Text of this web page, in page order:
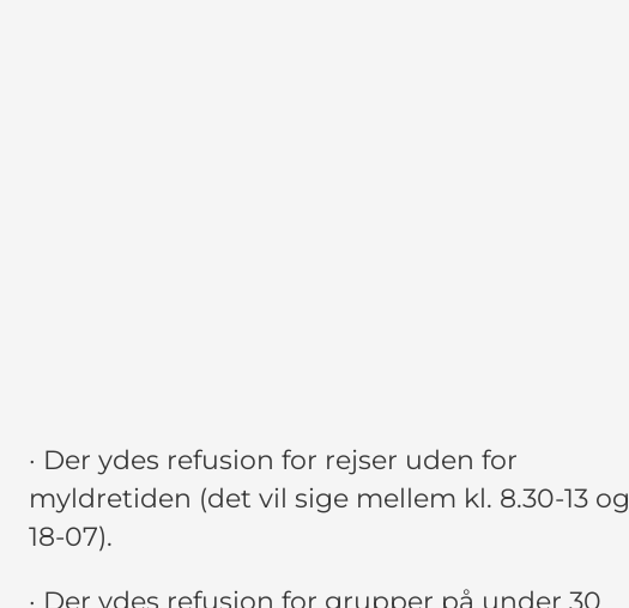
· Der ydes refusion for rejser uden for
myldretiden (det vil sige mellem kl. 8.30-13 og
18-07).
· Der ydes refusion for grupper på under 30